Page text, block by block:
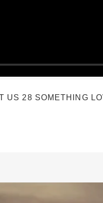
US 28 SOMETHING